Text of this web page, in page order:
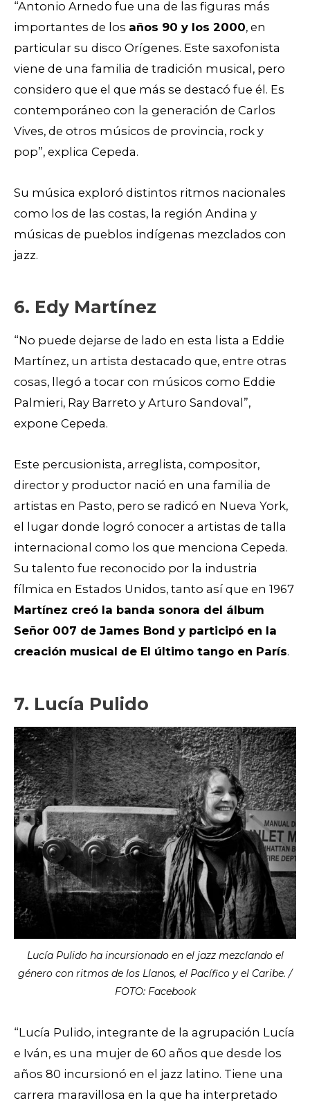
“Antonio Arnedo fue una de las figuras más
importantes de los años 90 y los 2000, en
particular su disco Orígenes. Este saxofonista
viene de una familia de tradición musical, pero
considero que el que más se destacó fue él. Es
contemporáneo con la generación de Carlos
Vives, de otros músicos de provincia, rock y
pop”, explica Cepeda.
Su música exploró distintos ritmos nacionales
como los de las costas, la región Andina y
músicas de pueblos indígenas mezclados con
jazz.
6. Edy Martínez
“No puede dejarse de lado en esta lista a Eddie
Martínez, un artista destacado que, entre otras
cosas, llegó a tocar con músicos como Eddie
Palmieri, Ray Barreto y Arturo Sandoval”,
expone Cepeda.
Este percusionista, arreglista, compositor,
director y productor nació en una familia de
artistas en Pasto, pero se radicó en Nueva York,
el lugar donde logró conocer a artistas de talla
internacional como los que menciona Cepeda.
Su talento fue reconocido por la industria
fílmica en Estados Unidos, tanto así que en 1967
Martínez creó la banda sonora del álbum
Señor 007 de James Bond y participó en la
creación musical de El último tango en París.
7. Lucía Pulido
Lucía Pulido ha incursionado en el jazz mezclando el
género con ritmos de los Llanos, el Pacífico y el Caribe. /
FOTO: Facebook
“Lucía Pulido, integrante de la agrupación Lucía
e Iván, es una mujer de 60 años que desde los
años 80 incursionó en el jazz latino. Tiene una
carrera maravillosa en la que ha interpretado